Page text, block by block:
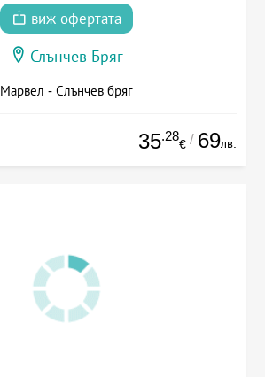
виж офертата
Слънчев Бряг
Марвел - Слънчев бряг
35.28
€ / 69лв.